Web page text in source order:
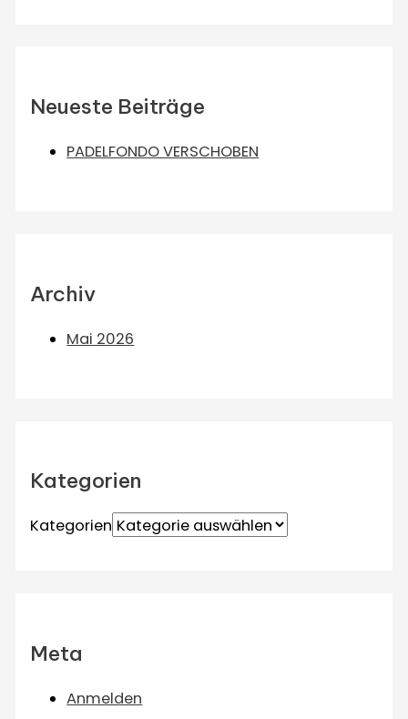
Neueste Beiträge
PADELFONDO VERSCHOBEN
Archiv
Mai 2026
Kategorien
Kategorien
Meta
Anmelden